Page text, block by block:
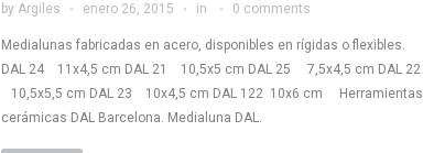
by Argiles enero 26, 2015 in 0 comments
Medialunas fabricadas en acero, disponibles en rígidas o flexibles.
DAL 24 11x4,5 cm DAL 21 10,5x5 cm DAL 25 7,5x4,5 cm DAL 22
10,5x5,5 cm DAL 23 10x4,5 cm DAL 122 10x6 cm Herramientas
cerámicas DAL Barcelona. Medialuna DAL.